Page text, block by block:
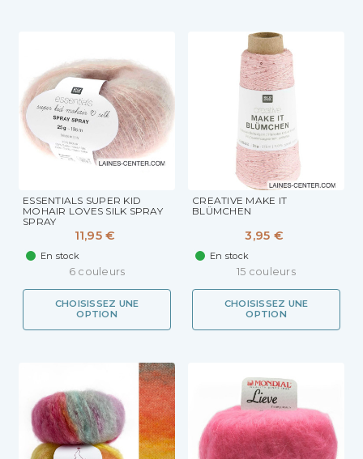
ESSENTIALS SUPER KID
MOHAIR LOVES SILK SPRAY
SPRAY
11,95 €
En stock
6 couleurs
CHOISISSEZ UNE
OPTION
CREATIVE MAKE IT
BLÜMCHEN
3,95 €
En stock
15 couleurs
CHOISISSEZ UNE
OPTION